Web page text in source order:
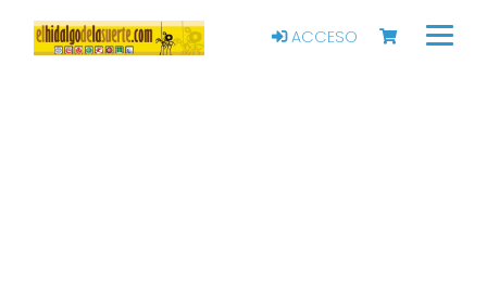
ACCESO